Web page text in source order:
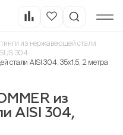
из нержавеющей стали
304
стали AISI 304, 35х1.5, 2 метра
из
AISI 304,